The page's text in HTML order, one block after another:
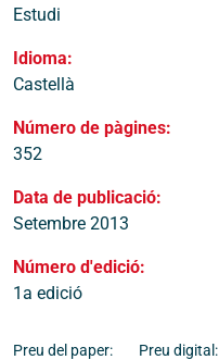
Estudi
Idioma:
Castellà
Número de pàgines:
352
Data de publicació:
Setembre 2013
Número d'edició:
1a edició
Preu del paper: Preu digital: